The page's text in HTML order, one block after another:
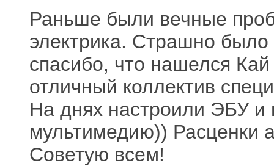
Раньше были вечные
электрика. Страшно
спасибо, что нашелся
отличный коллектив
На днях настроили ЭБУ и
мультимедию)) Расценки
Советую всем!